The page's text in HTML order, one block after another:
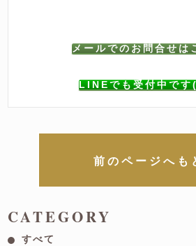
メールでのお問合せは
LINEでも受付中で
前のページへも
CATEGORY
すべて